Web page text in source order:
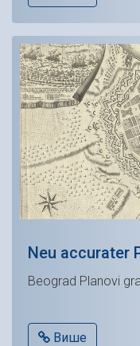
Beograd Planovi
Више